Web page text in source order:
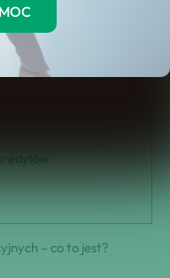
– co to jest?
inwestycyjny?
inwestycyjnych?
– co to jest?